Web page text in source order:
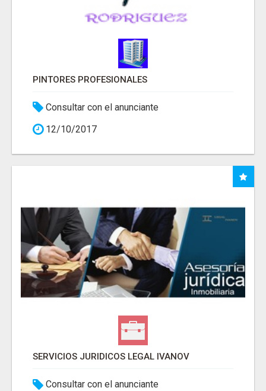
PINTORES PROFESIONALES
Consultar con el anunciante
12/10/2017
SERVICIOS JURIDICOS LEGAL IVANOV
Consultar con el anunciante